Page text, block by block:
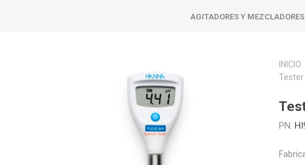
Merck
AGITADORES Y MEZCLADORES
INICIO
Tester
PN: